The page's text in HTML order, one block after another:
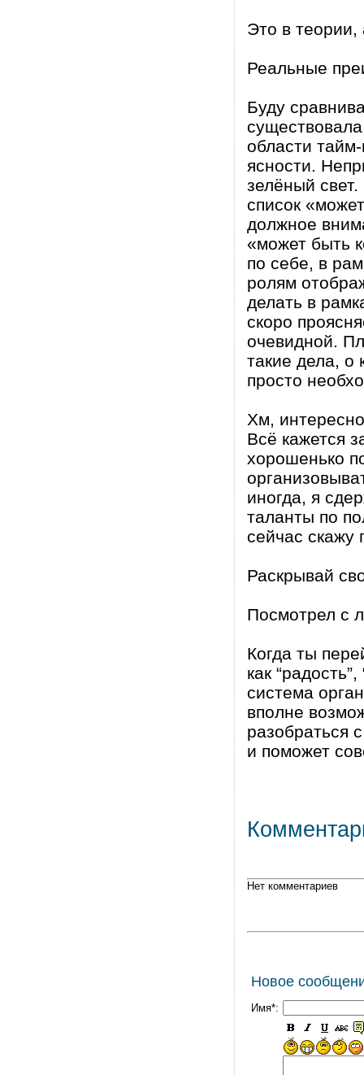
Это в
Реальные
Буду
области
ясности.
зелёный
список
должное
«может быть
по себе, в
ролям
делать в
скоро
очевидной.
такие дела, о
просто
Хм,
Всё кажется
хорошенько
иногда, я
таланты по
сейчас скажу
Раскрывай
Посмотрел с
Когда ты
как
система
вполне
разобраться
и поможет
Нет комментариев
Новое
Имя*: